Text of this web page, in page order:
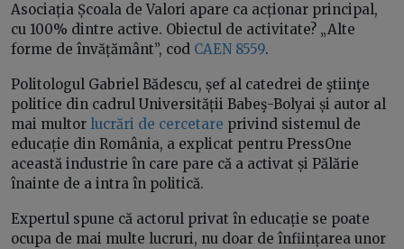
Asociația Școala de Valori apare ca acționar principal,
cu 100% dintre active. Obiectul de activitate? „Alte
forme de învățământ”, cod CAEN 8559.
Politologul Gabriel Bădescu, șef al catedrei de ştiinţe
politice din cadrul Universității Babeş-Bolyai și autor al
mai multor lucrări de cercetare privind sistemul de
educație din România, a explicat pentru PressOne
această industrie în care pare că a activat și Pălărie
înainte de a intra în politică.
Expertul spune că actorul privat în educație se poate
ocupa de mai multe lucruri, nu doar de înființarea unor